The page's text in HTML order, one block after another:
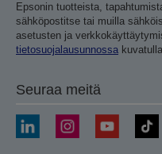
Epsonin tuotteista,
sähköpostitse tai muilla
asetusten ja
tietosuojalausunnossa
Seuraa meitä